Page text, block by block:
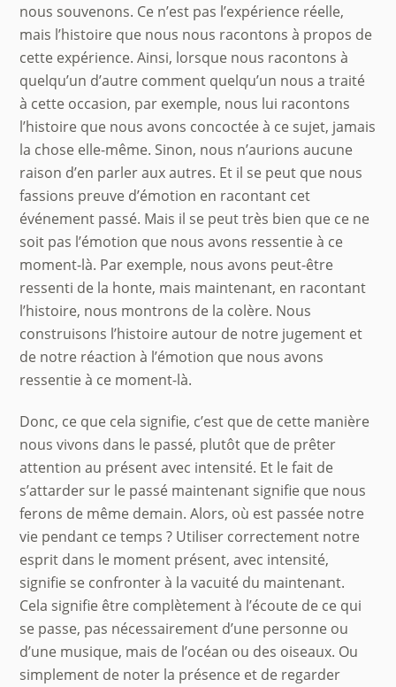
nous souvenons. Ce n’est pas l’expérience réelle,
mais l’histoire que nous nous racontons à propos de
cette expérience. Ainsi, lorsque nous racontons à
quelqu’un d’autre comment quelqu’un nous a traité
à cette occasion, par exemple, nous lui racontons
l’histoire que nous avons concoctée à ce sujet, jamais
la chose elle-même. Sinon, nous n’aurions aucune
raison d’en parler aux autres. Et il se peut que nous
fassions preuve d’émotion en racontant cet
événement passé. Mais il se peut très bien que ce ne
soit pas l’émotion que nous avons ressentie à ce
moment-là. Par exemple, nous avons peut-être
ressenti de la honte, mais maintenant, en racontant
l’histoire, nous montrons de la colère. Nous
construisons l’histoire autour de notre jugement et
de notre réaction à l’émotion que nous avons
ressentie à ce moment-là.
Donc, ce que cela signifie, c’est que de cette manière
nous vivons dans le passé, plutôt que de prêter
attention au présent avec intensité. Et le fait de
s’attarder sur le passé maintenant signifie que nous
ferons de même demain. Alors, où est passée notre
vie pendant ce temps ? Utiliser correctement notre
esprit dans le moment présent, avec intensité,
signifie se confronter à la vacuité du maintenant.
Cela signifie être complètement à l’écoute de ce qui
se passe, pas nécessairement d’une personne ou
d’une musique, mais de l’océan ou des oiseaux. Ou
simplement de noter la présence et de regarder